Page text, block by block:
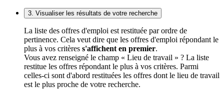
3. Visualiser les résultats de votre recherche
La liste des offres d'emploi est restituée par ordre de
pertinence. Cela veut dire que les offres d'emploi répondant le
plus à vos critères s'affichent en premier.
Vous avez renseigné le champ « Lieu de travail » ? La liste
restitue les offres répondant le plus à vos critères. Parmi
celles-ci sont d'abord restituées les offres dont le lieu de travail
est le plus proche de votre recherche.